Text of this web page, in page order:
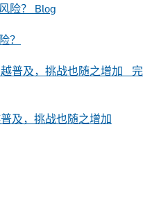
Blog
？
完
及，挑战也随之增加